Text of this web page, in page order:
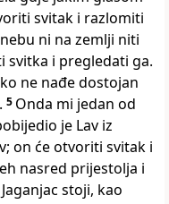
svitak i razlomiti
ni na zemlji niti
svitka i pregledati ga.
ne nađe dostojan
5 Onda mi jedan od
je Lav iz
on će otvoriti svitak i
nasred prijestolja i
stoji, kao